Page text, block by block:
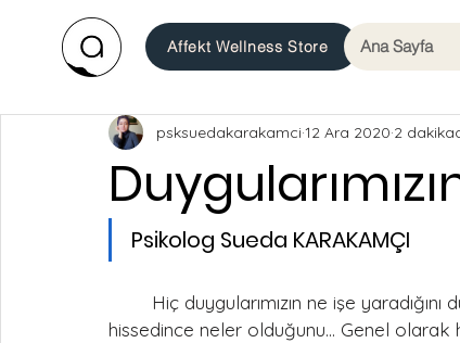
Affekt Wellness Store Ana Sayfa
psksuedakarakamci 12 Ara 2020 2
Psikolog Sueda KARAKAMÇI
hissedince neler olduğunu... Genel olarak